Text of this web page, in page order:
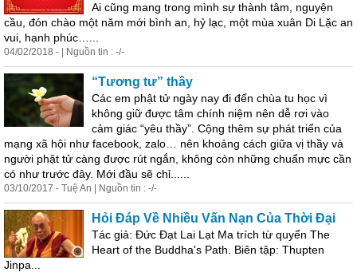
Ai cũng mang trong mình sự thành tâm, nguyện
cầu, đón chào một năm mới bình an, hỷ lạc, một mùa xuân Di Lặc an
vui, hạnh phúc…...
04/02/2018 - | Nguồn tin : -/-
“Tương tư” thầy
Các em phật tử ngày nay đi đến chùa tu học vì
không giữ được tâm chính niệm nên dễ rơi vào
cảm giác “yêu thầy”. Cộng thêm sự phát triển của
mạng xã hội như facebook, zalo… nên khoảng cách giữa vị thầy và
người phật tử càng được rút ngắn, không còn những chuẩn mực cần
có như trước đây. Mới đầu sẽ chỉ......
03/10/2017 - Tuệ An | Nguồn tin : -/-
Hỏi Đáp Về Nhiều Vấn Nạn Của Thời Đại
Tác giả: Đức Đạt Lai Lạt Ma trích từ quyển The
Heart of the Buddha's Path. Biên tập: Thupten
Jinpa...